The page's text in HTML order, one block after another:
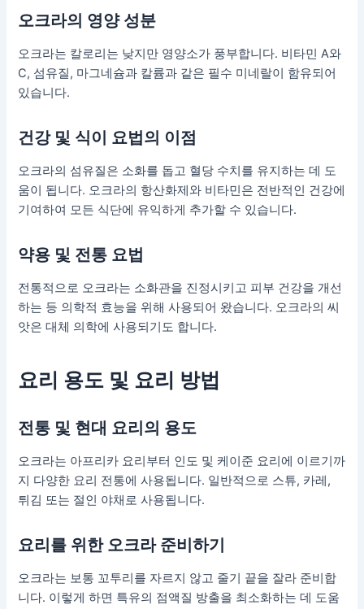
오크라의 영양 성분
오크라는 칼로리는 낮지만 영양소가 풍부합니다. 비타민 A와
C, 섬유질, 마그네슘과 칼륨과 같은 필수 미네랄이 함유되어
있습니다.
건강 및 식이 요법의 이점
오크라의 섬유질은 소화를 돕고 혈당 수치를 유지하는 데 도
움이 됩니다. 오크라의 항산화제와 비타민은 전반적인 건강에
기여하여 모든 식단에 유익하게 추가할 수 있습니다.
약용 및 전통 요법
전통적으로 오크라는 소화관을 진정시키고 피부 건강을 개선
하는 등 의학적 효능을 위해 사용되어 왔습니다. 오크라의 씨
앗은 대체 의학에 사용되기도 합니다.
요리 용도 및 요리 방법
전통 및 현대 요리의 용도
오크라는 아프리카 요리부터 인도 및 케이준 요리에 이르기까
지 다양한 요리 전통에 사용됩니다. 일반적으로 스튜, 카레,
튀김 또는 절인 야채로 사용됩니다.
요리를 위한 오크라 준비하기
오크라는 보통 꼬투리를 자르지 않고 줄기 끝을 잘라 준비합
니다. 이렇게 하면 특유의 점액질 방출을 최소화하는 데 도움